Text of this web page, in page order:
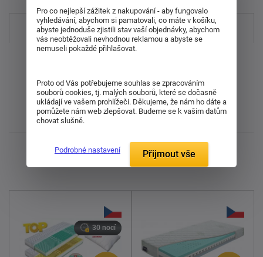
Nejprodávanější
Od nejlevnějšího
Nejnovější
Zobrazuji 1 - 14 z 14
30 nocí
Pro co nejlepší zážitek z nakupování - aby fungovalo
vyhledávání, abychom si pamatovali, co máte v košíku,
abyste jednoduše zjistili stav vaší objednávky, abychom
vás neobtěžovali nevhodnou reklamou a abyste se
nemuseli pokaždé přihlašovat.
Proto od Vás potřebujeme souhlas se zpracováním
souborů cookies, tj. malých souborů, které se dočasně
ukládají ve vašem prohlížeči. Děkujeme, že nám ho dáte a
pomůžete nám web zlepšovat. Budeme se k vašim datům
chovat slušně.
Podrobné nastavení Přijmout vše